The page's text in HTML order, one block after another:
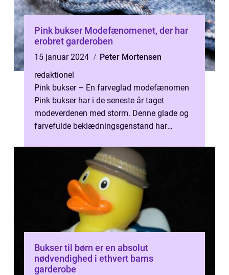
Pink bukser Modefænomenet, der har
erobret garderoben
15 januar 2024
Peter Mortensen
redaktionel
Pink bukser – En farveglad modefænomen
Pink bukser har i de seneste år taget
modeverdenen med storm. Denne glade og
farvefulde beklædningsgenstand har
Bukser til børn er en absolut
nødvendighed i ethvert barns
garderobe